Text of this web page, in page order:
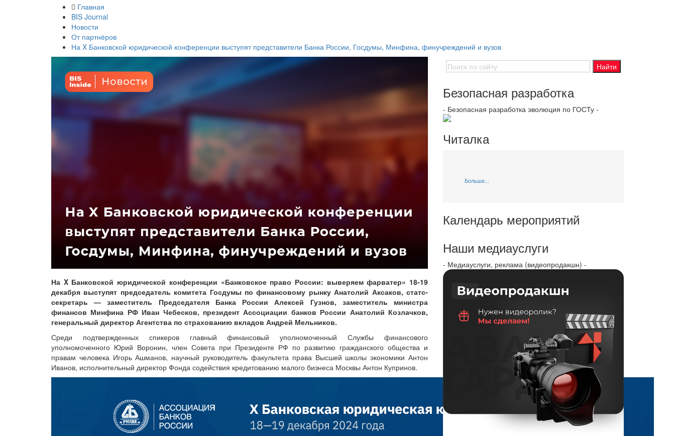
Главная
BIS Journal
Новости
От партнёров
На X Банковской юридической конференции выступят представители Банка России, Госдумы, Минфина, финучреждений и вузов
На X Банковской юридической конференции «Банковское право России: выверяем фарватер» 18-19
декабря выступят председатель комитета Госдумы по финансовому рынку Анатолий Аксаков, статс-
секретарь — заместитель Председателя Банка России Алексей Гузнов, заместитель министра
финансов Минфина РФ Иван Чебесков, президент Ассоциации банков России Анатолий Козлачков,
генеральный директор Агентства по страхованию вкладов Андрей Мельников.
Среди подтвержденных спикеров главный финансовый уполномоченный Службы финансового
уполномоченного Юрий Воронин, член Совета при Президенте РФ по развитию гражданского общества и
правам человека Игорь Ашманов, научный руководитель факультета права Высшей школы экономики Антон
Иванов, исполнительный директор Фонда содействия кредитованию малого бизнеса Москвы Антон Купринов.
Безопасная разработка
- Безопасная разработка эволюция по ГОСТу -
Читалка
Больше...
Календарь мероприятий
Наши медиауслуги
- Медиауслуги, реклама (видеопродакшн) -